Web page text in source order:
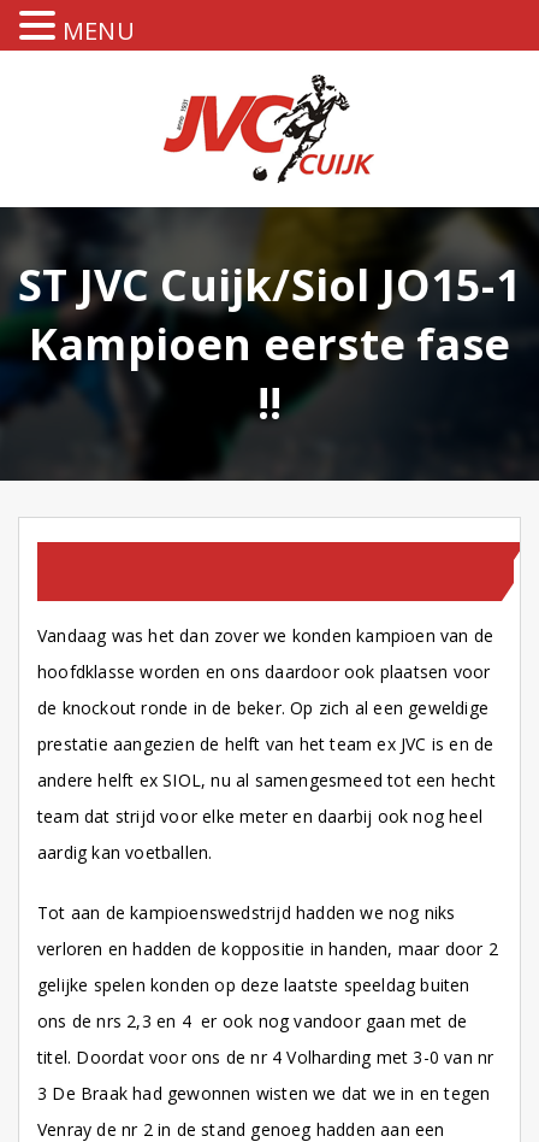
ST JVC Cuijk/Siol JO15-1
Kampioen eerste fase
!!
Vandaag was het dan zover we konden kampioen van de
hoofdklasse worden en ons daardoor ook plaatsen voor
de knockout ronde in de beker. Op zich al een geweldige
prestatie aangezien de helft van het team ex JVC is en de
andere helft ex SIOL, nu al samengesmeed tot een hecht
team dat strijd voor elke meter en daarbij ook nog heel
aardig kan voetballen.
Tot aan de kampioenswedstrijd hadden we nog niks
verloren en hadden de koppositie in handen, maar door 2
gelijke spelen konden op deze laatste speeldag buiten
ons de nrs 2,3 en 4 er ook nog vandoor gaan met de
titel. Doordat voor ons de nr 4 Volharding met 3-0 van nr
3 De Braak had gewonnen wisten we dat we in en tegen
Venray de nr 2 in de stand genoeg hadden aan een
MENU